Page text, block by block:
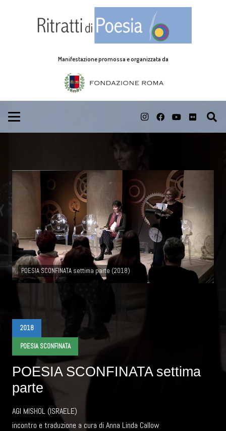
Manifestazione promossa e organizzata da
POESIA SCONFINATA settima parte (2018)
2018
POESIA SCONFINATA
POESIA SCONFINATA settima
parte
AGI MISHOL (ISRAELE)
incontro e traduzione a cura di Anna Linda Callow